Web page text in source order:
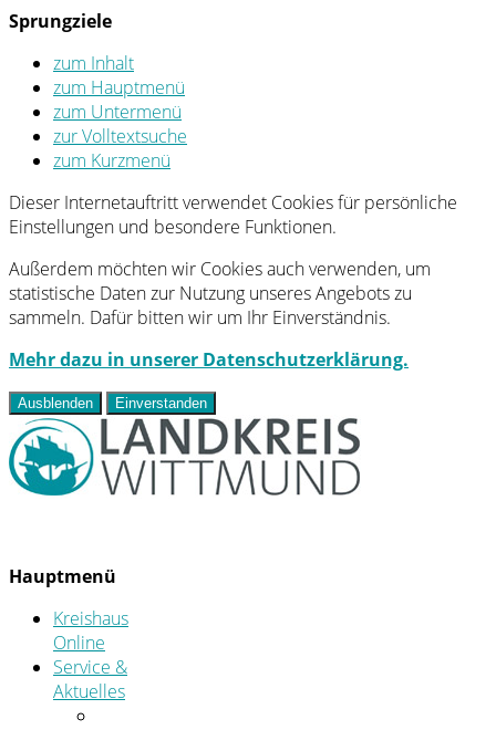
Sprungziele
zum Inhalt
zum Hauptmenü
zum Untermenü
zur Volltextsuche
zum Kurzmenü
Dieser Internetauftritt verwendet Cookies für persönliche
Einstellungen und besondere Funktionen.
Außerdem möchten wir Cookies auch verwenden, um
statistische Daten zur Nutzung unseres Angebots zu
sammeln. Dafür bitten wir um Ihr Einverständnis.
Mehr dazu in unserer Datenschutzerklärung.
Ausblenden Einverstanden
Hauptmenü
Kreishaus
Online
Service &
Aktuelles